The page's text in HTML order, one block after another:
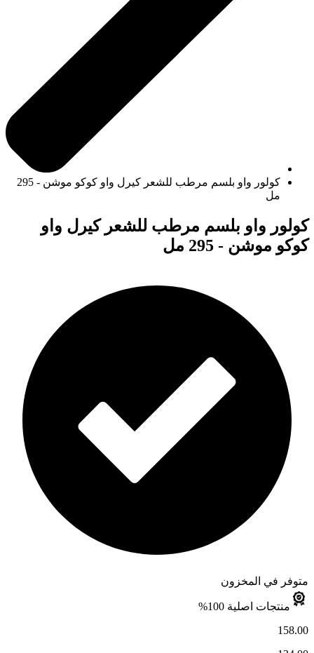
كولور واو بلسم مرطب للشعر كيرل واو كوكو موشن - 295
مل
كولور واو بلسم مرطب للشعر كيرل واو
كوكو موشن - 295 مل
متوفر في المخزون
منتجات اصلية 100%
158.00